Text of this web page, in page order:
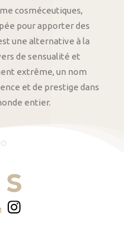
cosméceutiques,
pour apporter des
une alternative à la
de sensualité et
extrême, un nom
et de prestige dans
entier.